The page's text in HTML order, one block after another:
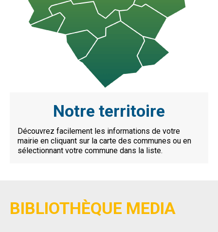
Notre territoire
Découvrez facilement les informations de votre
mairie en cliquant sur la carte des communes ou en
sélectionnant votre commune dans la liste.
BIBLIOTHÈQUE MEDIA